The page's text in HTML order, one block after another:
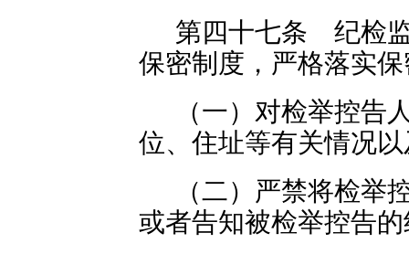
第四十七条 纪检
保密制度，严格落实
（一）对检举控告
位、住址等有关情况
（二）严禁将检举
或者告知被检举控告